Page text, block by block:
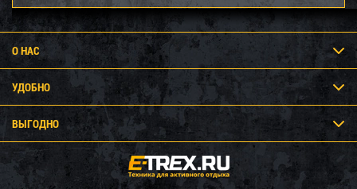
О НАС
УДОБНО
ВЫГОДНО